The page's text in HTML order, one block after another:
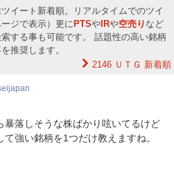
イート新着順。リアルタイムでのツイ
ジで表示）更に PTSや IRや空売り など
する事も可能です。 話題性の高い銘柄
推奨します。
2146 ＵＴＧ 新着順
暴落しそうな株ばかり呟いてるけど
強い銘柄を1つだけ教えますね。